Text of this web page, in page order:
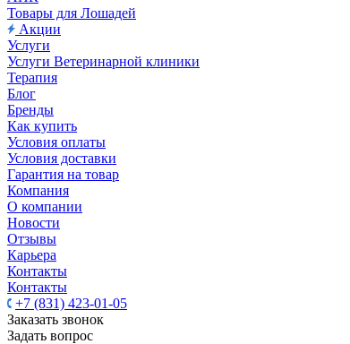
Товары для Лошадей
Акции
Услуги
Услуги Ветеринарной клиники
Терапия
Блог
Бренды
Как купить
Условия оплаты
Условия доставки
Гарантия на товар
Компания
О компании
Новости
Отзывы
Карьера
Контакты
Контакты
+7 (831) 423-01-05
Заказать звонок
Задать вопрос